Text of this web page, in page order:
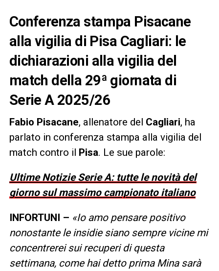
Conferenza stampa Pisacane
alla vigilia di Pisa Cagliari: le
dichiarazioni alla vigilia del
match della 29ª giornata di
Serie A 2025/26
Fabio Pisacane, allenatore del Cagliari, ha
parlato in conferenza stampa alla vigilia del
match contro il Pisa. Le sue parole:
Ultime Notizie Serie A: tutte le novità del
giorno sul massimo campionato italiano
INFORTUNI – «Io amo pensare positivo
nonostante le insidie siano sempre vicine mi
concentrerei sui recuperi di questa
settimana, come hai detto prima Mina sarà